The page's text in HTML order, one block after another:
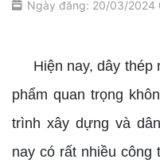
Ngày đăng: 20/03/2024
Hiện nay, dây thép
phẩm quan trọng
trình xây dựng và
nay có rất nhiều công